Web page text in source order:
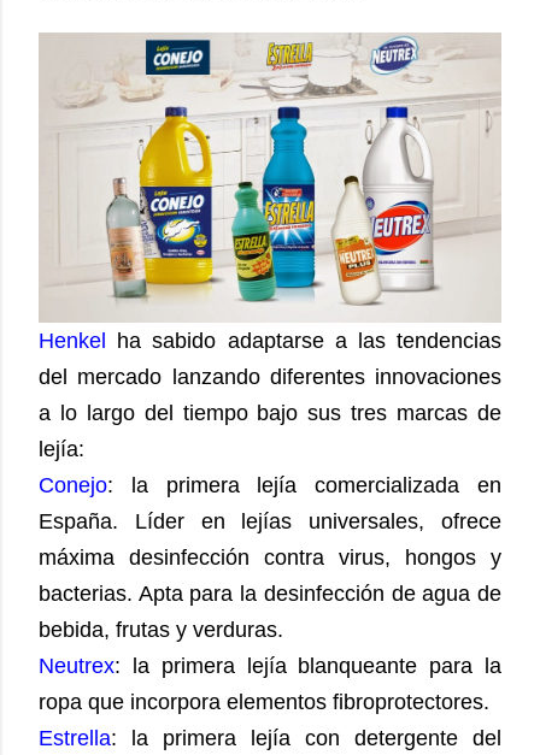
Henkel
ha sabido adaptarse a las tendencias
del mercado lanzando diferentes innovaciones
a lo largo del tiempo bajo sus tres marcas de
lejía:
Conejo: la primera lejía comercializada en
España. Líder en lejías universales, ofrece
máxima desinfección contra virus, hongos y
bacterias. Apta para la desinfección de agua de
bebida, frutas y verduras.
Neutrex: la primera lejía blanqueante para la
ropa que incorpora elementos fibroprotectores.
Estrella: la primera lejía con detergente del